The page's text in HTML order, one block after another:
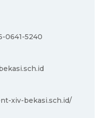
0641-5240
xiv-bekasi.sch.id/